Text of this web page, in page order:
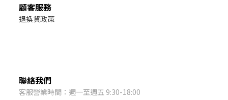
顧客服務
退換貨政策
聯絡我們
客服營業時間：週一至週五 9:30-18:00